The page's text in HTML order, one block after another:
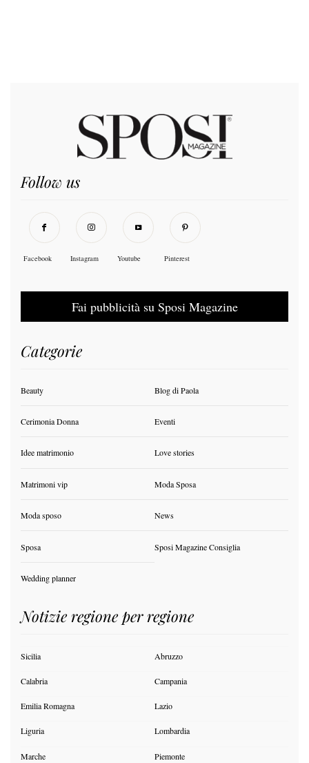
Follow us
Facebook Instagram Youtube Pinterest
Fai pubblicità su Sposi Magazine
Categorie
Beauty Blog di Paola
Cerimonia Donna Eventi
Idee matrimonio Love stories
Matrimoni vip Moda Sposa
Moda sposo News
Sposa Sposi Magazine Consiglia
Wedding planner
Notizie regione per regione
Sicilia Abruzzo
Calabria Campania
Emilia Romagna Lazio
Liguria Lombardia
Marche Piemonte